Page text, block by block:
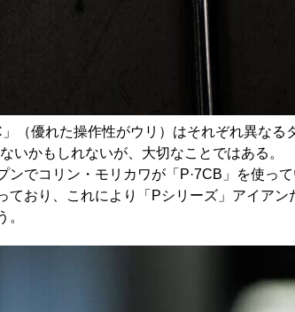
（優れた操作性がウリ）はそれぞれ異な
いかもしれないが、大切なことではある。
でコリン・モリカワが「P·7CB」を使って
おり、これにより「Pシリーズ」アイア
。